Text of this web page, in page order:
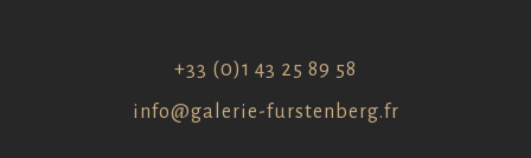
+33 (0)1 43 25 89 58
info@galerie-furstenberg.fr